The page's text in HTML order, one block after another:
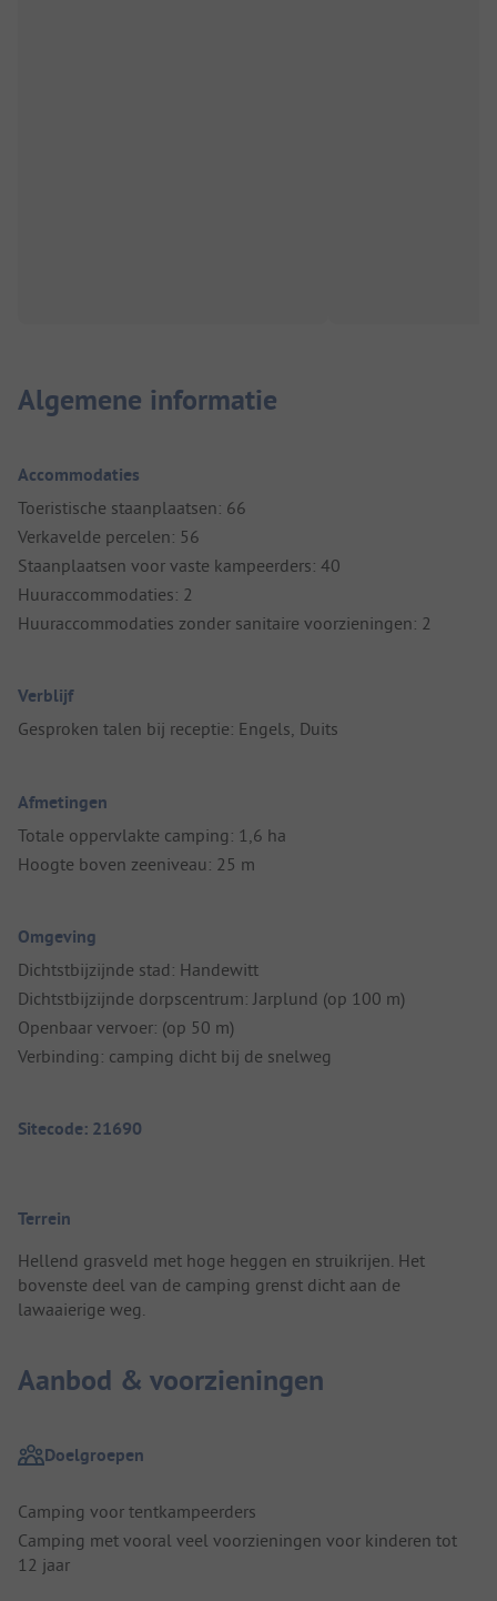
Algemene informatie
Accommodaties
Toeristische staanplaatsen: 66
Verkavelde percelen: 56
Staanplaatsen voor vaste kampeerders: 40
Huuraccommodaties: 2
Huuraccommodaties zonder sanitaire voorzieningen: 2
Verblijf
Gesproken talen bij receptie: Engels, Duits
Afmetingen
Totale oppervlakte camping: 1,6 ha
Hoogte boven zeeniveau: 25 m
Omgeving
Dichtstbijzijnde stad: Handewitt
Dichtstbijzijnde dorpscentrum: Jarplund (op 100 m)
Openbaar vervoer: (op 50 m)
Verbinding: camping dicht bij de snelweg
Sitecode: 21690
Terrein
Hellend grasveld met hoge heggen en struikrijen. Het
bovenste deel van de camping grenst dicht aan de
lawaaierige weg.
Aanbod & voorzieningen
Doelgroepen
Camping voor tentkampeerders
Camping met vooral veel voorzieningen voor kinderen tot
12 jaar